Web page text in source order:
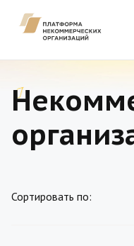
Сортировать по: